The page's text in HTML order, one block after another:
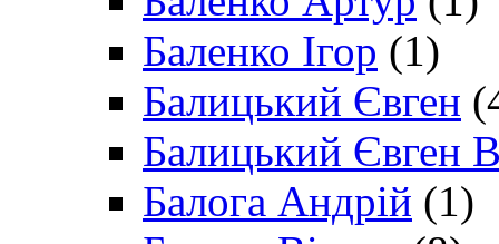
Баленко Ігор (1)
Балицький Євген
Балицький Євген
Балога Андрій (1)